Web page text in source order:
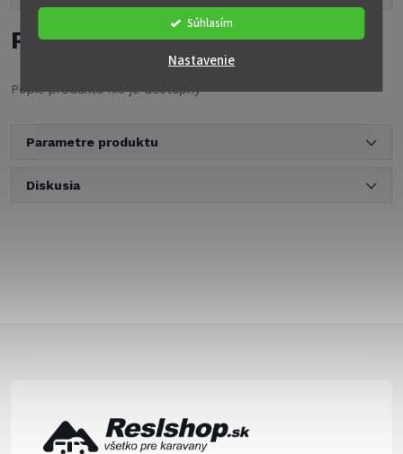
Súhlasím
Nastavenie
Podrobný popis
Popis produktu nie je dostupný
Parametre produktu
Diskusia